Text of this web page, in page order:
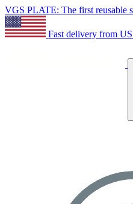
VGS PLATE: The first reusable
Fast delivery from